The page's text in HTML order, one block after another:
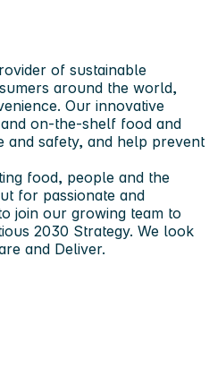
of sustainable
around the world,
Our innovative
on-the-shelf food and
and safety, and help prevent
food, people and the
for passionate and
join our growing team to
2030 Strategy. We look
and Deliver.